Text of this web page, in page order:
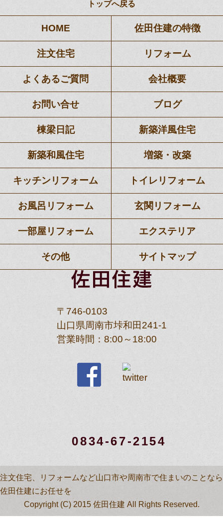
トップへ戻る
HOME 佐田住建の特徴
注文住宅 リフォーム
よくあるご質問 会社概要
お問い合せ ブログ
棟梁日記 新築洋風住宅
新築和風住宅 増築・改築
キッチンリフォーム トイレリフォーム
お風呂リフォーム 玄関リフォーム
一部屋リフォーム エクステリア
その他 サイトマップ
〒746-0103
山口県周南市垰和田241-1
営業時間：8:00～18:00
お問い合せはこちら
0834-67-2154
注文住宅、リフォームなど山口市や周南市で住まいのことなら
佐田住建にお任せを
Copyright (C) 2015 佐田住建 All Rights Reserved.